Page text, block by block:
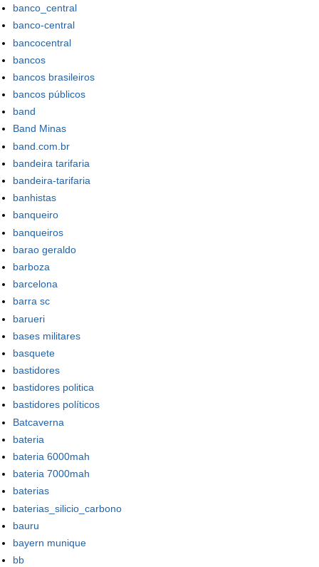
banco_central
banco-central
bancocentral
bancos
bancos brasileiros
bancos públicos
band
Band Minas
band.com.br
bandeira tarifaria
bandeira-tarifaria
banhistas
banqueiro
banqueiros
barao geraldo
barboza
barcelona
barra sc
barueri
bases militares
basquete
bastidores
bastidores politica
bastidores políticos
Batcaverna
bateria
bateria 6000mah
bateria 7000mah
baterias
baterias_silicio_carbono
bauru
bayern munique
bb